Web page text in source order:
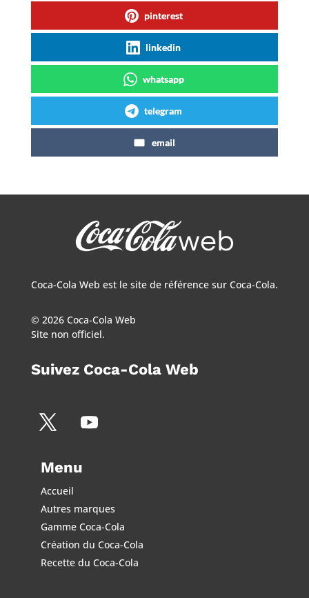
pinterest
linkedin
whatsapp
telegram
email
Coca-Cola Web est le site de référence sur Coca-Cola.
© 2026 Coca-Cola Web
Site non officiel.
Suivez Coca-Cola Web
Menu
Accueil
Autres marques
Gamme Coca-Cola
Création du Coca-Cola
Recette du Coca-Cola